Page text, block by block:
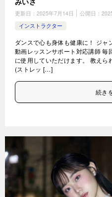
更新日： 2025年7月14日 公開日：
インストラクター
ダンスで心も身体も健康に！ ジ
動画レッスンサポート対応講師 毎
に使用していただけます。 教えら
(ストレッ […]
続き